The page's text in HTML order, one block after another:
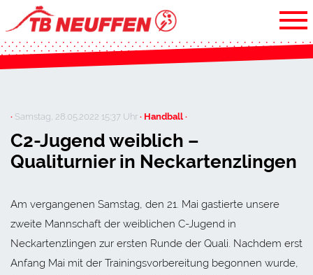
· Samstag, 28.05.2022 15:37 Uhr· Handball ·
C2-Jugend weiblich –
Qualiturnier in Neckartenzlingen
Am vergangenen Samstag, den 21. Mai gastierte unsere
zweite Mannschaft der weiblichen C-Jugend in
Neckartenzlingen zur ersten Runde der Quali. Nachdem erst
Anfang Mai mit der Trainingsvorbereitung begonnen wurde,